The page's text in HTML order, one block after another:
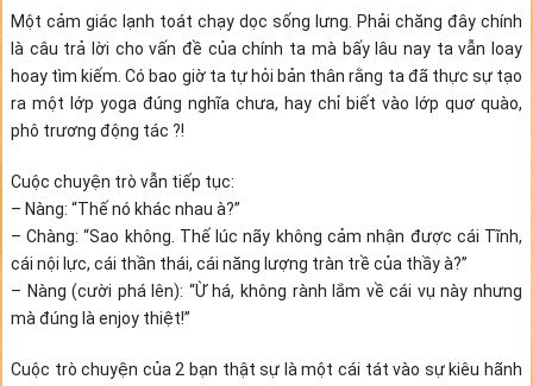
Một cảm giác lạnh toát chạy dọc sống lưng. Phải chăng đây chính
là câu trả lời cho vấn đề của chính ta mà bấy lâu nay ta vẫn loay
hoay tìm kiếm. Có bao giờ ta tự hỏi bản thân rằng ta đã thực sự tạo
ra một lớp yoga đúng nghĩa chưa, hay chỉ biết vào lớp quơ quào,
phô trương động tác ?!
Cuộc chuyện trò vẫn tiếp tục:
– Nàng: “Thế nó khác nhau à?”
– Chàng: “Sao không. Thế lúc nãy không cảm nhận được cái Tĩnh,
cái nội lực, cái thần thái, cái năng lượng tràn trề của thầy à?”
– Nàng (cười phá lên): “Ừ há, không rành lắm về cái vụ này nhưng
mà đúng là enjoy thiệt!”
Cuộc trò chuyện của 2 bạn thật sự là một cái tát vào sự kiêu hãnh